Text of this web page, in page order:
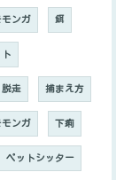
モンガ 餌
ト
脱走 捕まえ方
モンガ 下痢
ペットシッター